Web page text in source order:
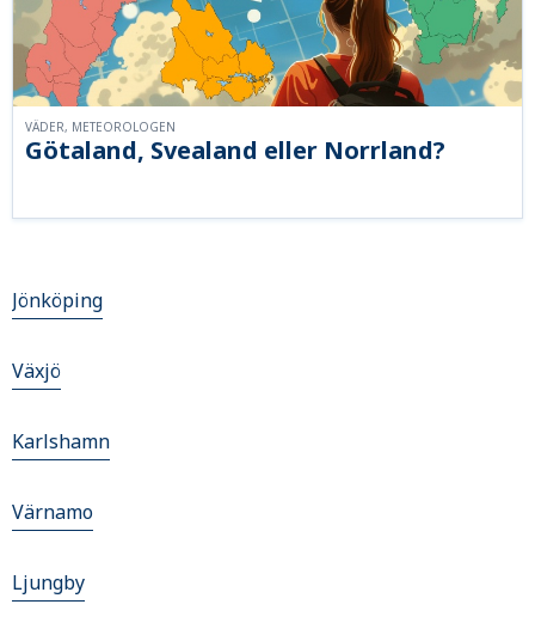
Götaland, Svealand eller Norrland?
VÄDER, METEOROLOGEN
Jönköping
Växjö
Karlshamn
Värnamo
Ljungby